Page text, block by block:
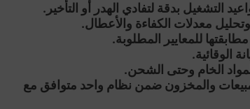
التشغيل بدقة لتفادي الهدر أو التأخير.
معدلات الكفاءة والأعطال.
للمعايير المطلوبة.
الوقائية.
الخام وحتى الشحن.
والمخزون ضمن نظام واحد متوافق مع